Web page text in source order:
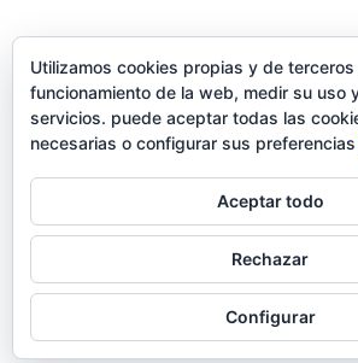
®
2026
privacidad
Utilizamos cookies propias y de
funcionamiento de la web, medir su uso
servicios. puede aceptar todas las
necesarias o configurar sus preferencias
Aceptar todo
Rechazar
Configurar